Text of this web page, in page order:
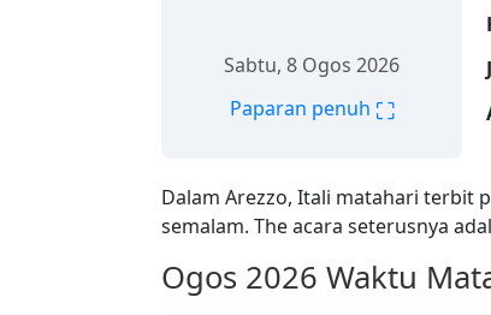
Sabtu, 8 Ogos 2026
Paparan penuh ⛶
Dalam Arezzo, Itali matahari terbit
semalam. The acara seterusnya
Ogos 2026 Waktu